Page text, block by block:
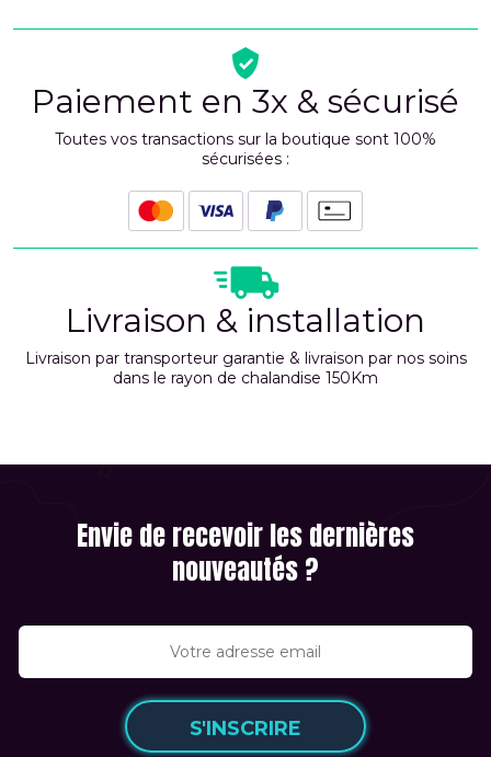
Paiement en 3x & sécurisé
Toutes vos transactions sur la boutique sont 100%
sécurisées :
Livraison & installation
Livraison par transporteur garantie & livraison par nos soins
dans le rayon de chalandise 150Km
Envie de recevoir les dernières
nouveautés ?
S'INSCRIRE